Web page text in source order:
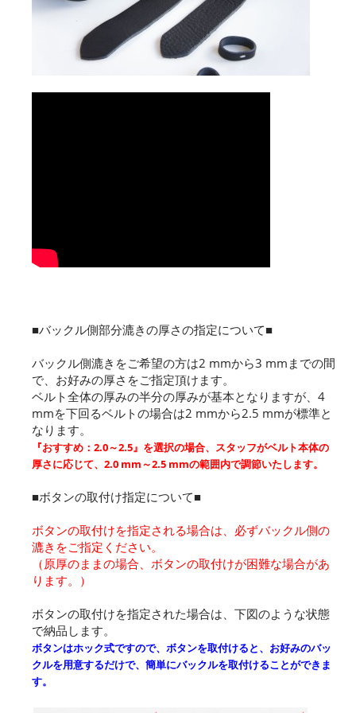
■バックル側部分漉きの厚さの指定について■
バックル側漉きをご希望の方は2 mmから3 mmまでの間
で、お好みの厚さをご指定頂けます。
ベルト全体の厚みの半分の厚みが基本となりますが、4
mmを下回るベルトの場合は2 mmから2.5 mmが標準と
なります。
『おすすめ：2.0～2.5』を選択の場合、スタッフがベルト本体の
厚さに応じて、2.0 mm～2.5 mmの範囲内で調節いたします。
■ボタンの取付け指定について■
ボタンの取付けを指定される場合は、必ずバックル側の
漉きをご指定ください。
（原厚のままの場合、ボタンの取付けが困難な場合があ
ります。）
ボタンの取付けを指定された場合は、下図のような状態
で納品します。
ボタンはホック式ですので、ボタンを取付けると、お好みのバッ
クルを用意するだけで、簡単にバックルを取付けることができま
す。